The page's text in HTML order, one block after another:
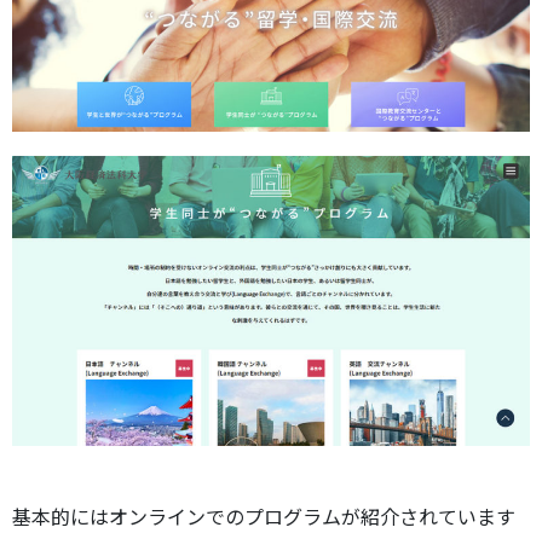
基本的にはオンラインでのプログラムが紹介されています